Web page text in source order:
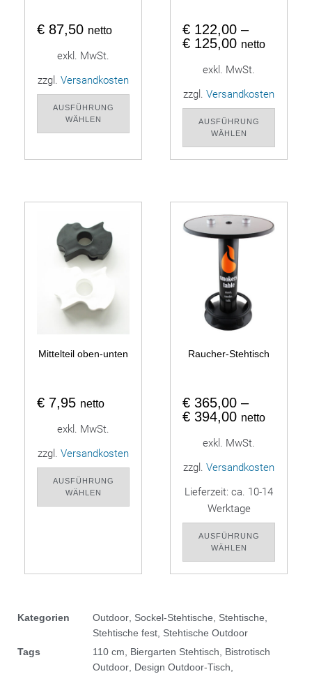
€ 87,50 netto
exkl. MwSt.
zzgl. Versandkosten
AUSFÜHRUNG
WÄHLEN
€ 122,00 –
€ 125,00 netto
exkl. MwSt.
zzgl. Versandkosten
AUSFÜHRUNG
WÄHLEN
Mittelteil oben-unten
€ 7,95 netto
exkl. MwSt.
zzgl. Versandkosten
AUSFÜHRUNG
WÄHLEN
Raucher-Stehtisch
€ 365,00 –
€ 394,00 netto
exkl. MwSt.
zzgl. Versandkosten
Lieferzeit: ca. 10-14
Werktage
AUSFÜHRUNG
WÄHLEN
Kategorien Outdoor Sockel-Stehtische Stehtische
Stehtische fest Stehtische Outdoor
Tags
110 cm Biergarten Stehtisch
Bistrotisch
Outdoor Design Outdoor-Tisch